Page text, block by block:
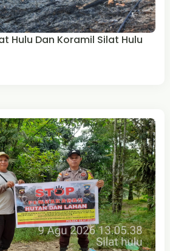
Hulu Dan Koramil Silat Hulu